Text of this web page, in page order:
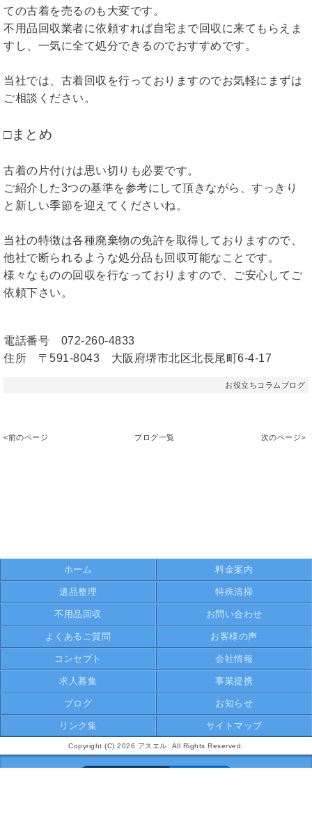
ての古着を売るのも大変です。
不用品回収業者に依頼すれば自宅まで回収に来てもらえま
すし、一気に全て処分できるのでおすすめです。
当社では、古着回収を行っておりますのでお気軽にまずは
ご相談ください。
□まとめ
古着の片付けは思い切りも必要です。
ご紹介した3つの基準を参考にして頂きながら、すっきり
と新しい季節を迎えてくださいね。
当社の特徴は各種廃棄物の免許を取得しておりますので、
他社で断られるような処分品も回収可能なことです。
様々なものの回収を行なっておりますので、ご安心してご
依頼下さい。
電話番号 072-260-4833
住所 〒591-8043 大阪府堺市北区北長尾町6-4-17
お役立ちコラムブログ
<前のページ ブログ一覧 次のページ>
ホーム 料金案内
遺品整理 特殊清掃
不用品回収 お問い合わせ
よくあるご質問 お客様の声
コンセプト 会社情報
求人募集 事業提携
ブログ お知らせ
リンク集 サイトマップ
Copyright (C) 2026 アスエル. All Rights Reserved.